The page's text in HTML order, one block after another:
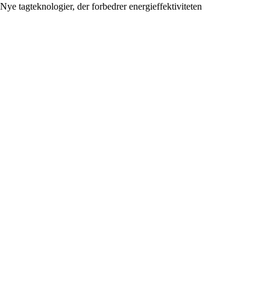
Nye tagteknologier, der forbedrer energieffektiviteten